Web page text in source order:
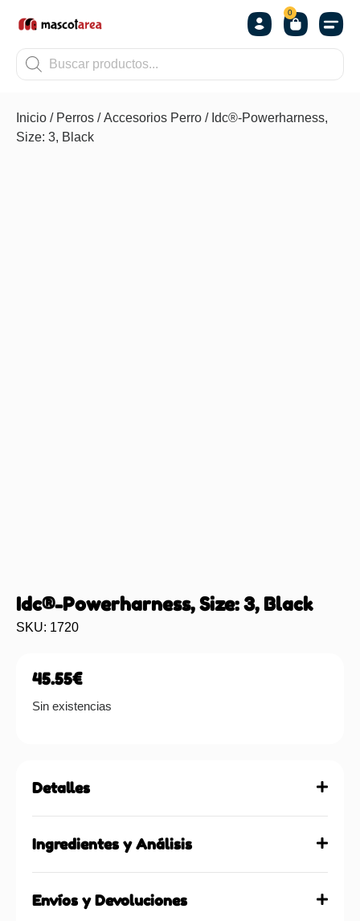
0
Inicio / Perros /Accesorios Perro / Idc®-Powerharness,
Size: 3, Black
Idc®-Powerharness, Size: 3, Black
SKU: 1720
45.55€
Sin existencias
Detalles
Ingredientes y Análisis
Envíos y Devoluciones